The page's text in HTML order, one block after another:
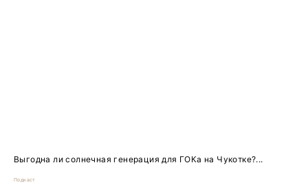
Выгодна ли солнечная генерация для ГОКа на Чукотке?...
Подкаст